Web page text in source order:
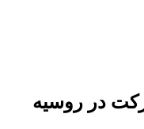
در روسیه